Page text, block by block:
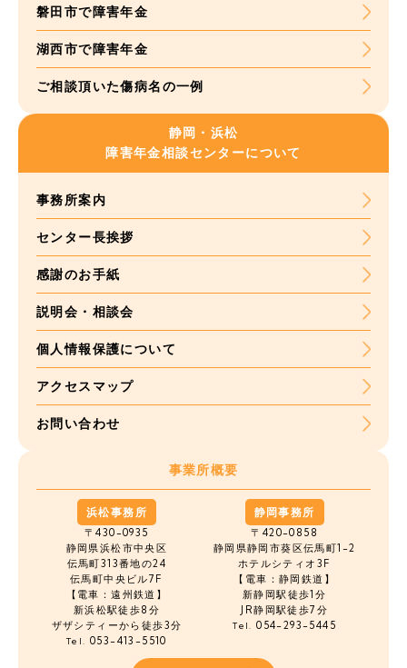
磐田市で障害年金
湖西市で障害年金
ご相談頂いた傷病名の一例
静岡・浜松
障害年金相談センターについて
事務所案内
センター長挨拶
感謝のお手紙
説明会・相談会
個人情報保護について
アクセスマップ
お問い合わせ
事業所概要
浜松事務所
〒430-0935
静岡県浜松市中央区
伝馬町313番地の24
伝馬町中央ビル7F
【電車：遠州鉄道】
新浜松駅徒歩8分
ザザシティーから徒歩3分
Tel. 053-413-5510
静岡事務所
〒420-0858
静岡県静岡市葵区伝馬町1-2
ホテルシティオ3F
【電車：静岡鉄道】
新静岡駅徒歩1分
JR静岡駅徒歩7分
Tel. 054-293-5445